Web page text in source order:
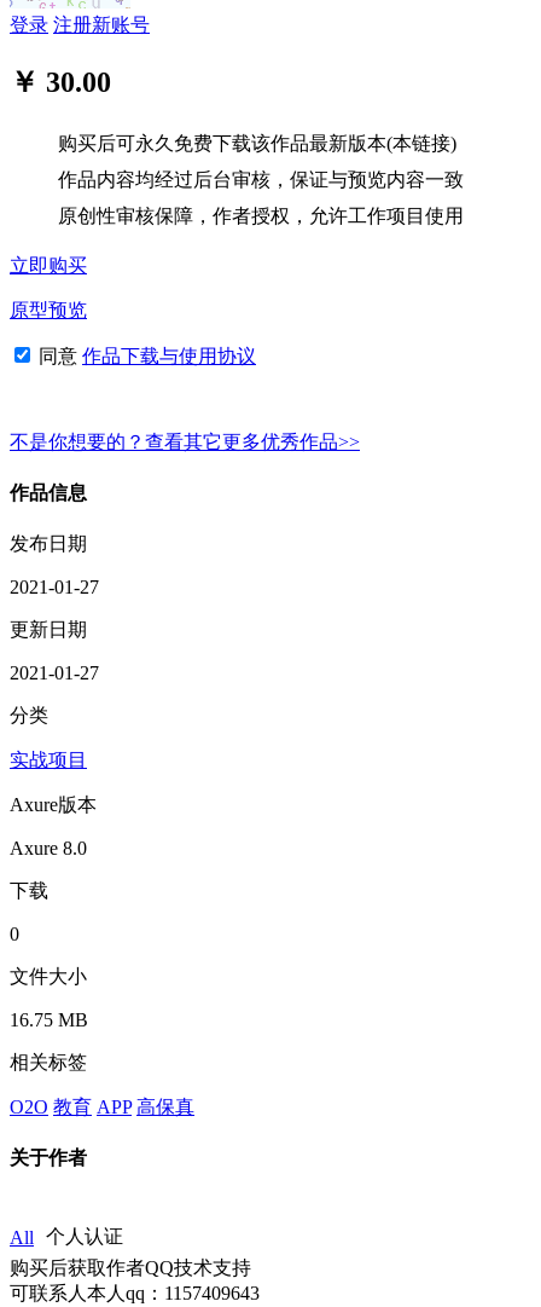
登录 注册新账号
￥ 30.00
购买后可永久免费下载该作品最新版本(本链接)
作品内容均经过后台审核，保证与预览内容一致
原创性审核保障，作者授权，允许工作项目使用
立即购买
原型预览
同意 作品下载与使用协议
不是你想要的？查看其它更多优秀作品>>
作品信息
发布日期
2021-01-27
更新日期
2021-01-27
分类
实战项目
Axure版本
Axure 8.0
下载
0
文件大小
16.75 MB
相关标签
O2O 教育 APP 高保真
关于作者
All
个人认证
购买后获取作者QQ技术支持
可联系人本人qq：1157409643